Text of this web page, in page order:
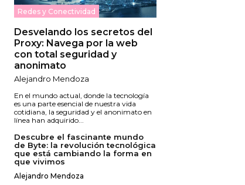
Redes y Conectividad
Desvelando los secretos del
Proxy: Navega por la web
con total seguridad y
anonimato
Alejandro Mendoza
En el mundo actual, donde la tecnología
es una parte esencial de nuestra vida
cotidiana, la seguridad y el anonimato en
línea han adquirido...
Descubre el fascinante mundo
de Byte: la revolución tecnológica
que está cambiando la forma en
que vivimos
Alejandro Mendoza